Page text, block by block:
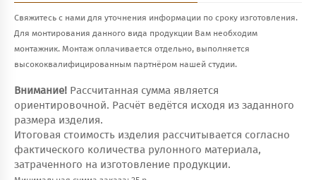
Свяжитесь с нами для уточнения информации по сроку изготовления.
Для монтирования данного вида продукции Вам необходим
монтажник. Монтаж оплачивается отдельно, выполняется
высококвалифицированным партнёром нашей студии.
Внимание! Рассчитанная сумма является
ориентировочной. Расчёт ведётся исходя из заданного
размера изделия.
Итоговая стоимость изделия рассчитывается согласно
фактического количества рулонного материала,
затраченного на изготовление продукции.